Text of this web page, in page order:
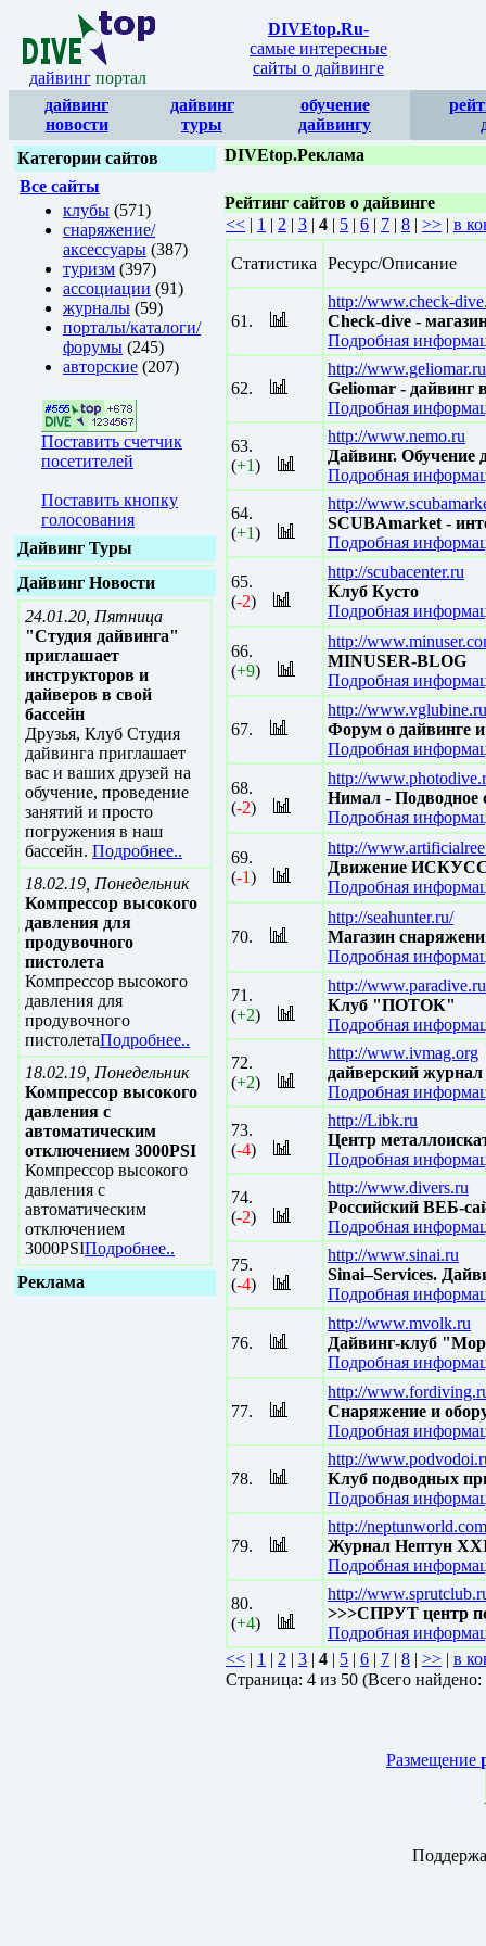
дайвинг портал
DIVEtop.Ru-
самые интересные
сайты о дайвинге
дайвинг
новости
дайвинг
туры
обучение
дайвингу
Категории сайтов
Все сайты
клубы (571)
снаряжение/
аксессуары (387)
туризм (397)
ассоциации (91)
журналы (59)
порталы/каталоги/
форумы (245)
авторские (207)
Поставить счетчик
посетителей
Поставить кнопку
голосования
Дайвинг Туры
Дайвинг Новости
24.01.20, Пятница
"Студия дайвинга"
приглашает
инструкторов и
дайверов в свой
бассейн
Друзья, Клуб Студия
дайвинга приглашает
вас и ваших друзей на
обучение, проведение
занятий и просто
погружения в наш
бассейн. Подробнее..
18.02.19, Понедельник
Компрессор высокого
давления для
продувочного
пистолета
Компрессор высокого
давления для
продувочного
пистолетаПодробнее..
18.02.19, Понедельник
Компрессор высокого
давления с
автоматическим
отключением 3000PSI
Компрессор высокого
давления с
автоматическим
отключением
3000PSIПодробнее..
Реклама
DIVEtop.Реклама
Рейтинг сайтов о дайвинге
<< | 1 | 2 | 3 | 4 | 5 | 6 | 7 | 8 | >> | в
Статистика Ресурс/Описание
61.
http://www.check-
Check-dive -
Подробная
62.
http://www.geliomar.ru
Geliomar - дайвинг
Подробная
63.
(+1)
http://www.nemo.ru
Дайвинг. Обучение
Подробная
64.
(+1)
http://
SCUBAmarket -
Подробная
65.
(-2)
http://scubacenter.ru
Клуб Кусто
Подробная
66.
(+9)
http://
MINUSER-BLOG
Подробная
67.
http://www.vglubine.ru
Форум о дайвинге и
Подробная
68.
(-2)
http://
Нимал - Подводное
Подробная
69.
(-1)
http://
Движение
Подробная
70.
http://seahunter.ru/
Магазин
Подробная
71.
(+2)
http://www.paradive.ru
Клуб "ПОТОК"
Подробная
72.
(+2)
http://www.ivmag.org
дайверский
Подробная
73.
(-4)
http://Libk.ru
Центр
Подробная
74.
(-2)
http://www.divers.ru
Российский ВЕБ-
Подробная
75.
(-4)
http://www.sinai.ru
Sinai–Services.
Подробная
76.
http://www.mvolk.ru
Дайвинг-клуб
Подробная
77.
http://
Снаряжение и
Подробная
78.
http://
Клуб подводных
Подробная
79.
http://
Журнал Нептун
Подробная
80.
(+4)
http://
>>>СПРУТ центр
Подробная
<< | 1 | 2 | 3 | 4 | 5 | 6 | 7 | 8 | >> | в
Страницa: 4 из 50 (Всего найдено:
Размещение